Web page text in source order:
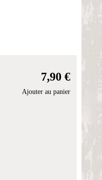
7,90 €
Ajouter au panier